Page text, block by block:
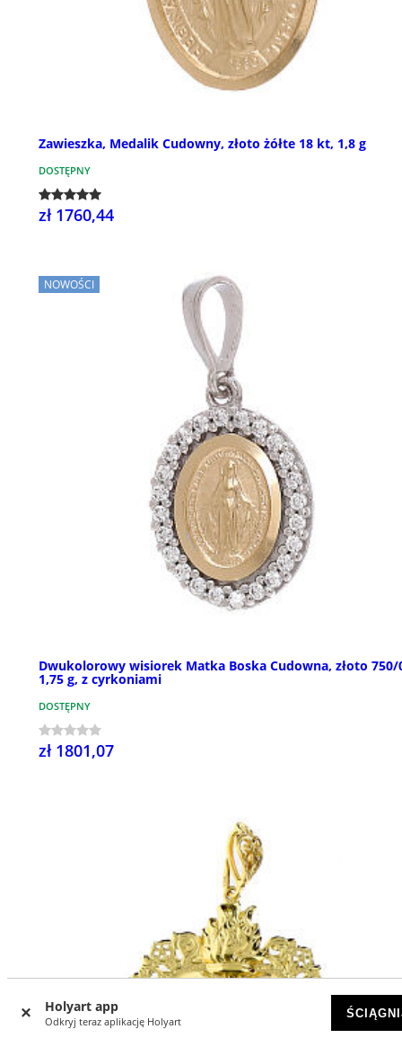
Holyart app
Odkryj teraz aplikację Holyart
Zawieszka, Medalik Cudowny, złoto żółte 18 kt, 1,8 g
DOSTĘPNY
zł 1760,44
NOWOŚCI
Dwukolorowy wisiorek Matka Boska Cudowna, złoto 750/
1,75 g, z cyrkoniami
DOSTĘPNY
zł 1801,07